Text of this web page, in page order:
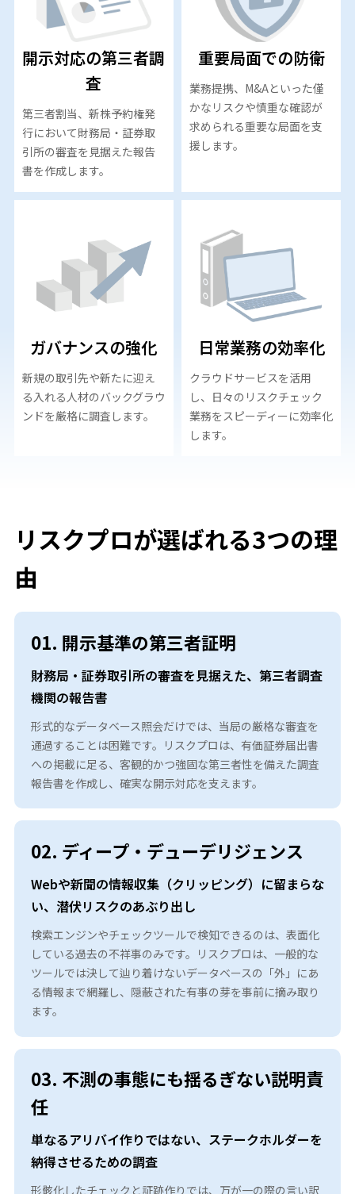
開示対応の第三者調
査
第三者割当、新株予約権発
行において財務局・証券取
引所の審査を見据えた報告
書を作成します。
重要局面での防衛
業務提携、M&Aといった僅
かなリスクや慎重な確認が
求められる重要な局面を支
援します。
ガバナンスの強化
新規の取引先や新たに迎え
る入れる人材のバックグラウ
ンドを厳格に調査します。
日常業務の効率化
クラウドサービスを活用
し、日々のリスクチェック
業務をスピーディーに効率化
します。
リスクプロが選ばれる3つの理
由
01. 開示基準の第三者証明
財務局・証券取引所の審査を見据えた、第三者調査
機関の報告書
形式的なデータベース照会だけでは、当局の厳格な審査を
通過することは困難です。リスクプロは、有価証券届出書
への掲載に足る、客観的かつ強固な第三者性を備えた調査
報告書を作成し、確実な開示対応を支えます。
02. ディープ・デューデリジェンス
Webや新聞の情報収集（クリッピング）に留まらな
い、潜伏リスクのあぶり出し
検索エンジンやチェックツールで検知できるのは、表面化
している過去の不祥事のみです。リスクプロは、一般的な
ツールでは決して辿り着けないデータベースの「外」にあ
る情報まで網羅し、隠蔽された有事の芽を事前に摘み取り
ます。
03. 不測の事態にも揺るぎない説明責
任
単なるアリバイ作りではない、ステークホルダーを
納得させるための調査
形骸化したチェックと証跡作りでは、万が一の際の言い訳